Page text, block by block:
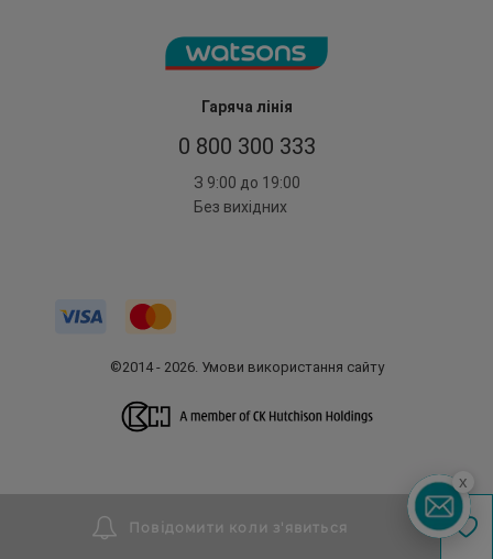
Гаряча лінія
0 800 300 333
З 9:00 до 19:00
Без вихідних
©2014 - 2026. Умови використання сайту
x